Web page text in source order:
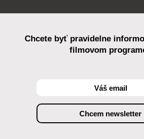
Chcete byť pravidelne
filmovom